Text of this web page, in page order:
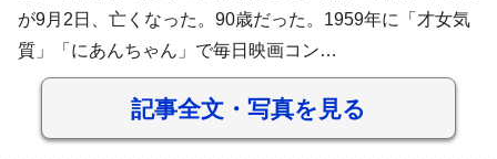
が9月2日、亡くなった。90歳だった。1959年に「才女気
質」「にあんちゃん」で毎日映画コン…
記事全文・写真を見る